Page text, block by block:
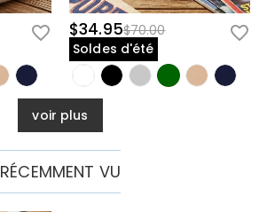
$34.95$70.00
Soldes d'été
voir plus
RÉCEMMENT VU